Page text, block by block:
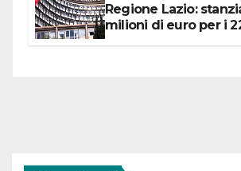
Regione Lazio:
milioni di euro per i